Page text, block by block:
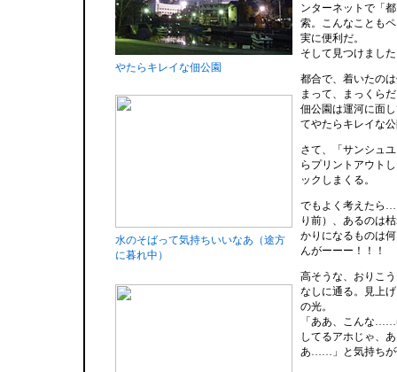
やたらキレイな佃公園
水のそばって気持ちいいなあ（途方
に暮れ中）
ンターネットで「
索。こんなことも
実に便利だ。
そして見つけまし
都合で、着いたの
まって、まっくら
佃公園は運河に面
てやたらキレイな
さて、「サンシュ
らプリントアウト
ックしまくる。
でもよく考えたら
り前）、あるのは
かりになるものは
んがーーー！！！
高そうな、おりこ
なしに通る。見上
の光。
「ああ、こんな
してるアホじゃ、
あ……」と気持ちが